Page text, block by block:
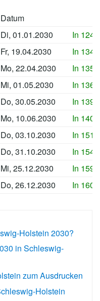
Datum
Di, 01.01.2030
In
Fr, 19.04.2030
In
Mo, 22.04.2030
In
Mi, 01.05.2030
In
Do, 30.05.2030
In
Mo, 10.06.2030
In
Do, 03.10.2030
In
Do, 31.10.2030
In
Mi, 25.12.2030
In
Do, 26.12.2030 In
Holstein 2030?
in Schleswig-
zum Ausdrucken
Holstein